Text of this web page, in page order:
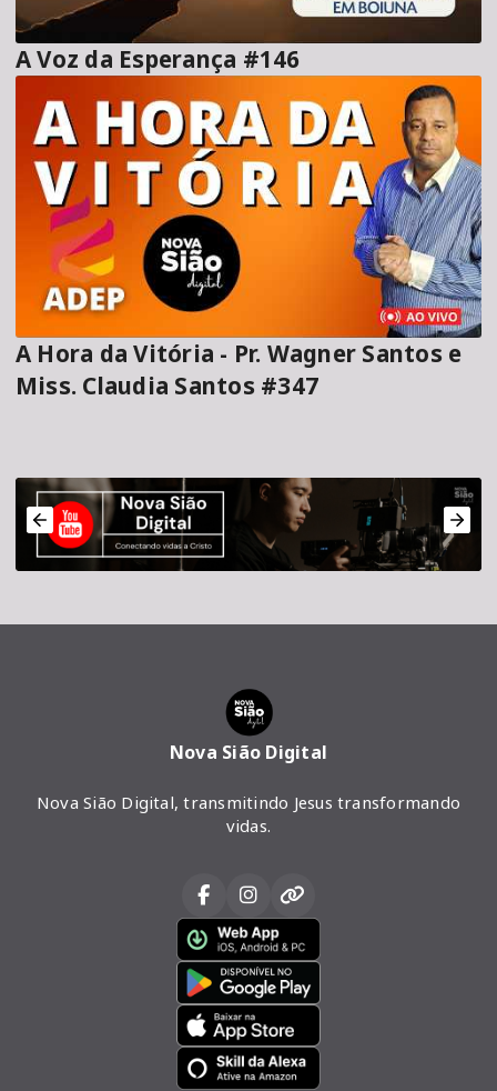
A Voz da Esperança #146
A Hora da Vitória - Pr. Wagner Santos e
Miss. Claudia Santos #347
Nova Sião Digital
Nova Sião Digital, transmitindo Jesus transformando
vidas.